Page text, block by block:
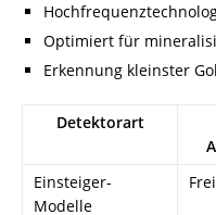
Optimiert für
Erkennung kleinster
Detektorart
Einsteiger-
Modelle